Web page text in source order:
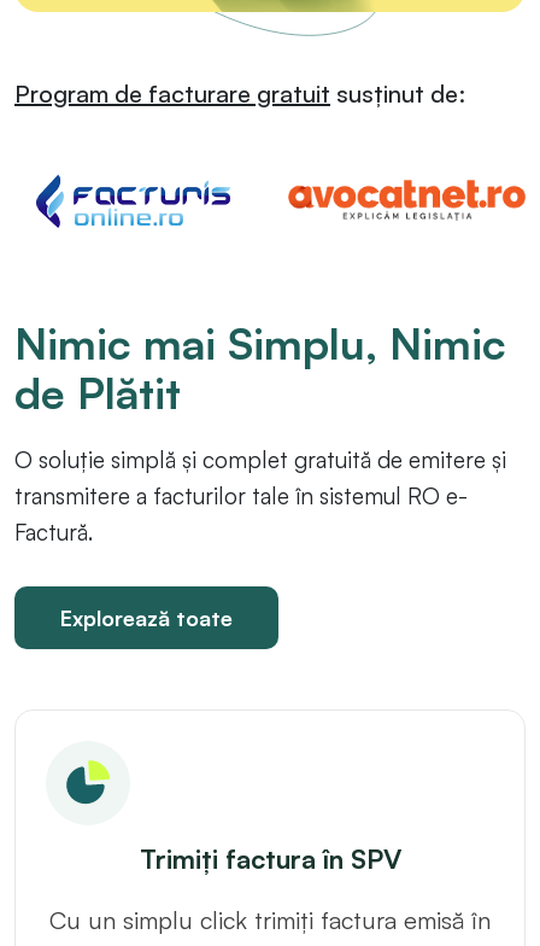
Program de facturare gratuit susținut de:
Nimic mai Simplu, Nimic
de Plătit
O soluție simplă și complet gratuită de emitere și
transmitere a facturilor tale în sistemul RO e-
Factură.
Explorează toate
Trimiți factura în SPV
Cu un simplu click trimiți factura emisă în